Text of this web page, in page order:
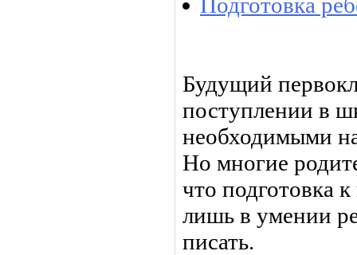
Будущий
поступлении в
необходимыми
Но многие
что подготовка
лишь в умении
писать.